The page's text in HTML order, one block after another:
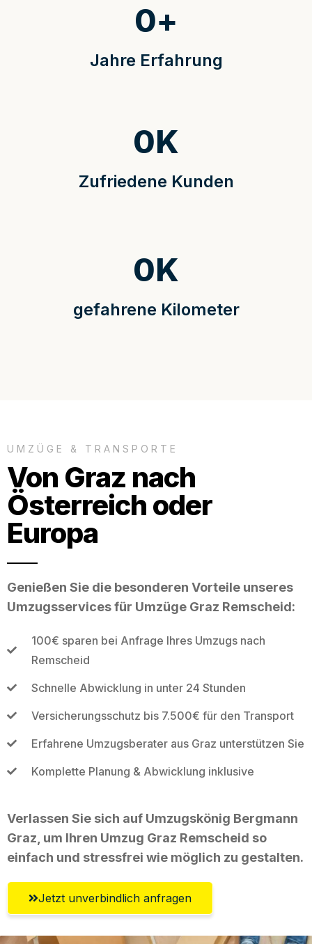
Jahre Erfahrung
0+
Zufriedene Kunden
0K
gefahrene Kilometer
0K
UMZÜGE & TRANSPORTE
Von Graz nach
Österreich oder
Europa
Genießen Sie die besonderen Vorteile unseres
Umzugsservices für Umzüge Graz Remscheid:
100€ sparen bei Anfrage Ihres Umzugs nach
Remscheid
Schnelle Abwicklung in unter 24 Stunden
Versicherungsschutz bis 7.500€ für den Transport
Erfahrene Umzugsberater aus Graz unterstützen Sie
Komplette Planung & Abwicklung inklusive
Verlassen Sie sich auf Umzugskönig Bergmann
Graz, um Ihren Umzug Graz Remscheid so
einfach und stressfrei wie möglich zu gestalten.
Jetzt unverbindlich anfragen